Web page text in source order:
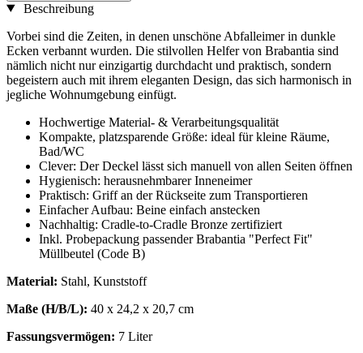
Beschreibung
Vorbei sind die Zeiten, in denen unschöne Abfalleimer in dunkle
Ecken verbannt wurden. Die stilvollen Helfer von Brabantia sind
nämlich nicht nur einzigartig durchdacht und praktisch, sondern
begeistern auch mit ihrem eleganten Design, das sich harmonisch in
jegliche Wohnumgebung einfügt.
Hochwertige Material- & Verarbeitungsqualität
Kompakte, platzsparende Größe: ideal für kleine Räume,
Bad/WC
Clever: Der Deckel lässt sich manuell von allen Seiten öffnen
Hygienisch: herausnehmbarer Inneneimer
Praktisch: Griff an der Rückseite zum Transportieren
Einfacher Aufbau: Beine einfach anstecken
Nachhaltig: Cradle-to-Cradle Bronze zertifiziert
Inkl. Probepackung passender Brabantia "Perfect Fit"
Müllbeutel (Code B)
Material: Stahl, Kunststoff
Maße (H/B/L): 40 x 24,2 x 20,7 cm
Fassungsvermögen: 7 Liter